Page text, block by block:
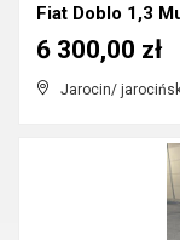
Fiat Doblo 1,3
Jarocin/
6 300,00 zł